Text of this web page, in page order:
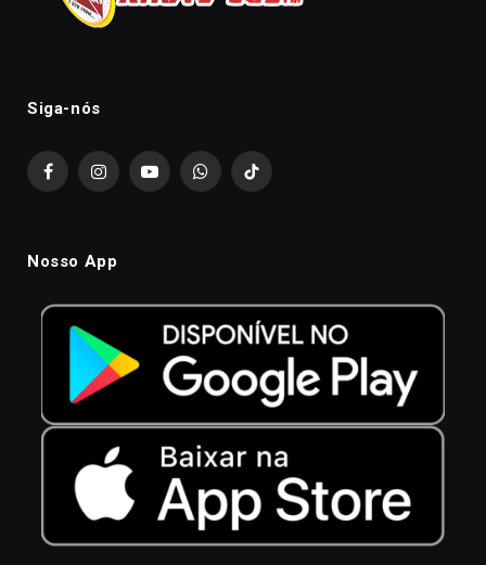
Siga-nós
FacebookInstagramYouTubeWhatsAppTikTok
Nosso App